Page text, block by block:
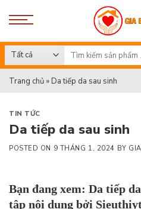
Search
for:
Trang chủ » Da tiếp da sau sinh
TIN TỨC
Da tiếp da sau sinh
POSTED ON 9 THÁNG 1, 2024 BY
Bạn đang xem: Da tiếp
tập nội dung bởi